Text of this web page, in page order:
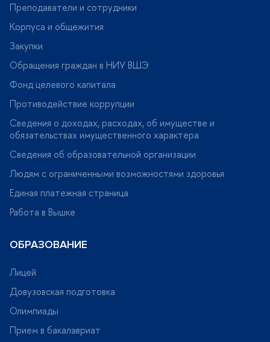
Преподаватели и сотрудники
Корпуса и общежития
Закупки
Обращения граждан в НИУ ВШЭ
Фонд целевого капитала
Противодействие коррупции
Сведения о доходах, расходах, об имуществе и
обязательствах имущественного характера
Сведения об образовательной организации
Людям с ограниченными возможностями здоровья
Единая платежная страница
Работа в Вышке
ОБРАЗОВАНИЕ
Лицей
Довузовская подготовка
Олимпиады
Прием в бакалавриат